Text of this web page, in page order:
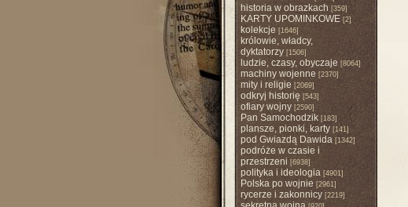
historia w obrazkach [359]
KARTY UPOMINKOWE[2]
kolekcje [1646]
królowie, władcy,
dyktatorzy[1506]
ludzie, czasy, obyczaje [8064]
machiny wojenne [2370]
mity i religie [2069]
odkryj historię[543]
ofiary wojny[2590]
Pan Samochodzik[183]
plansze, pionki, karty[141]
pod Gwiazdą Dawida[1342]
podróże w czasie i
przestrzeni [6938]
polityka i ideologia[4901]
Polska po wojnie [2961]
rycerze i zakonnicy[2219]